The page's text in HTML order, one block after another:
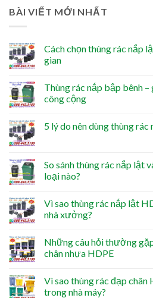
BÀI VIẾT MỚI NHẤT
Cách chọn thùng rác nắp
gian
Thùng rác nắp bập bênh
công cộng
5 lý do nên dùng thùng
So sánh thùng rác nắp lật
loại nào?
Vì sao thùng rác nắp lật
nhà xưởng?
Những câu hỏi thường
chân nhựa HDPE
Vì sao thùng rác đạp
trong nhà máy?